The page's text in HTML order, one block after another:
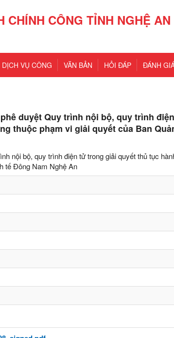
CHÍNH CÔNG TỈNH NGHỆ AN
DỊCH VỤ CÔNG VĂN BẢN HỎI ĐÁP ĐÁNH
duyệt Quy trình nội bộ, quy trình
thuộc phạm vi giải quyết của Ban
nội bộ, quy trình điện tử trong giải quyết thủ tục
tế Đông Nam Nghệ An